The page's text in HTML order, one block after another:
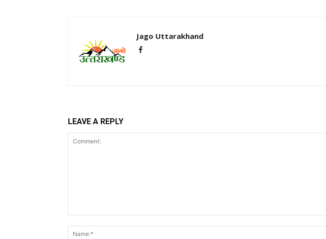
Jago Uttarakhand
LEAVE A REPLY